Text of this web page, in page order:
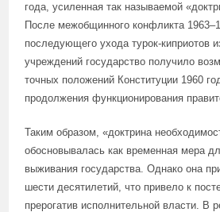
года, усиленная так называемой
После межобщинного конфликта
последующего ухода турок-киприотов
учреждений государство получило
точных положений Конституции 1960
продолжения функционирования
Таким образом, «доктрина
обосновывалась как временная мера
выживания государства. Однако она
шести десятилетий, что привело к
прерогатив исполнительной власти. В